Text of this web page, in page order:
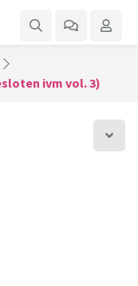
ivm vol. 3)